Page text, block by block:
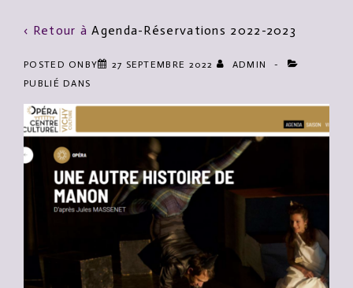
‹ Retour àAgenda-Réservations 2022-2023
POSTED ONBY 27 SEPTEMBRE 2022
ADMIN
PUBLIÉ DANS